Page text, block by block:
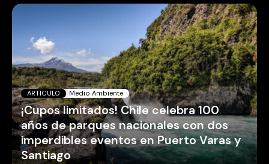
ARTICULO Medio Ambiente
¡Cupos limitados! Chile celebra 100
años de parques nacionales con dos
imperdibles eventos en Puerto Varas y
Santiago